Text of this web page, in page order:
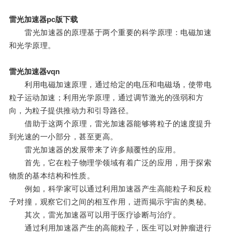
雷光加速器pc版下载
雷光加速器的原理基于两个重要的科学原理：电磁加速
和光学原理。
雷光加速器vqn
利用电磁加速原理，通过给定的电压和电磁场，使带电
粒子运动加速；利用光学原理，通过调节激光的强弱和方
向，为粒子提供推动力和引导路径。
借助于这两个原理，雷光加速器能够将粒子的速度提升
到光速的一小部分，甚至更高。
雷光加速器的发展带来了许多颠覆性的应用。
首先，它在粒子物理学领域有着广泛的应用，用于探索
物质的基本结构和性质。
例如，科学家可以通过利用加速器产生高能粒子和反粒
子对撞，观察它们之间的相互作用，进而揭示宇宙的奥秘。
其次，雷光加速器可以用于医疗诊断与治疗。
通过利用加速器产生的高能粒子，医生可以对肿瘤进行